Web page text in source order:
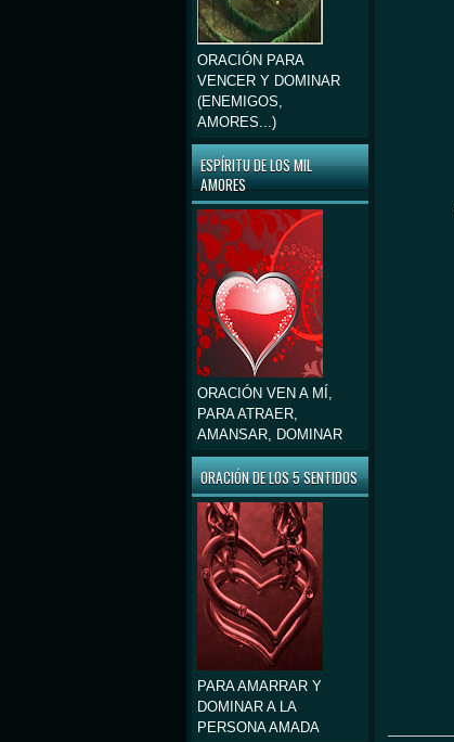
ORACIÓN PARA
VENCER Y DOMINAR
(ENEMIGOS,
AMORES...)
ESPÍRITU DE LOS MIL
AMORES
ORACIÓN VEN A MÍ,
PARA ATRAER,
AMANSAR, DOMINAR
ORACIÓN DE LOS 5 SENTIDOS
PARA AMARRAR Y
DOMINAR A LA
PERSONA AMADA